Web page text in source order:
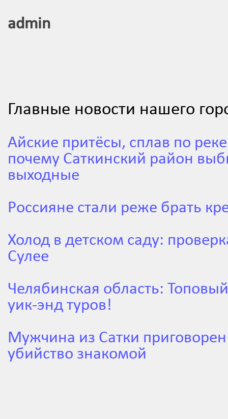
admin
Главные новости нашего
Айские притёсы, сплав по
почему Саткинский район
выходные
Россияне стали реже брать
Холод в детском саду:
Сулее
Челябинская область:
уик-энд туров!
Мужчина из Сатки
убийство знакомой